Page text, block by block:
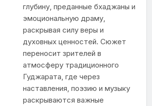
глубину, преданные бхаджаны и
эмоциональную драму,
раскрывая силу веры и
духовных ценностей. Сюжет
переносит зрителей в
атмосферу традиционного
Гуджарата, где через
наставления, поэзию и музыку
раскрываются важные